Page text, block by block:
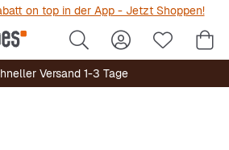
on top in der App - Jetzt Shoppen!
Versand 1-3 Tage